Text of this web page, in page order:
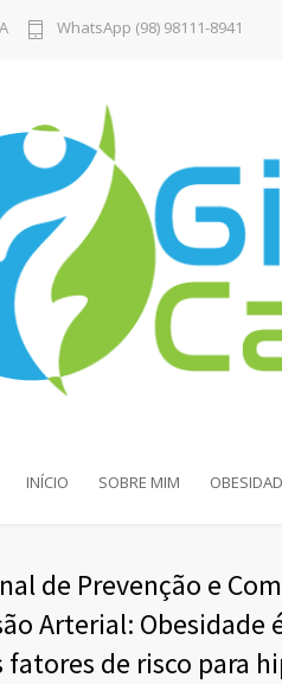
WhatsApp (98) 98111-8941
INÍCIO SOBRE MIM
de Prevenção e
Arterial: Obesidade
fatores de risco para